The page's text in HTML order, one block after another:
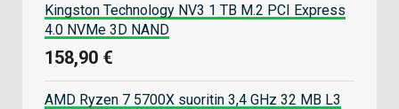
Kingston Technology NV3 1 TB M.2 PCI Express
4.0 NVMe 3D NAND
158,90 €
AMD Ryzen 7 5700X suoritin 3,4 GHz 32 MB L3